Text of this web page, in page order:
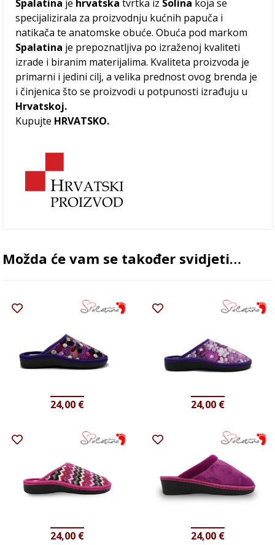
Spalatina je hrvatska tvrtka iz Solina koja se
specijalizirala za proizvodnju kućnih papuča i
natikača te anatomske obuće. Obuća pod markom
Spalatina je prepoznatljiva po izraženoj kvaliteti
izrade i biranim materijalima. Kvaliteta proizvoda je
primarni i jedini cilj, a velika prednost ovog brenda je
i činjenica što se proizvodi u potpunosti izrađuju u
Hrvatskoj.
Kupujte HRVATSKO.
Možda će vam se također svidjeti…
24,00 € 24,00 €
24,00 € 24,00 €